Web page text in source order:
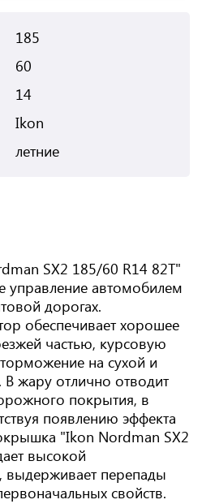
185
60
14
Ikon
летние
SX2 185/60 R14 82T"
управление автомобилем
дорогах.
обеспечивает хорошее
частью, курсовую
на сухой и
жару отлично отводит
покрытия, в
появлению эффекта
"Ikon Nordman SX2
высокой
выдерживает перепады
свойств.